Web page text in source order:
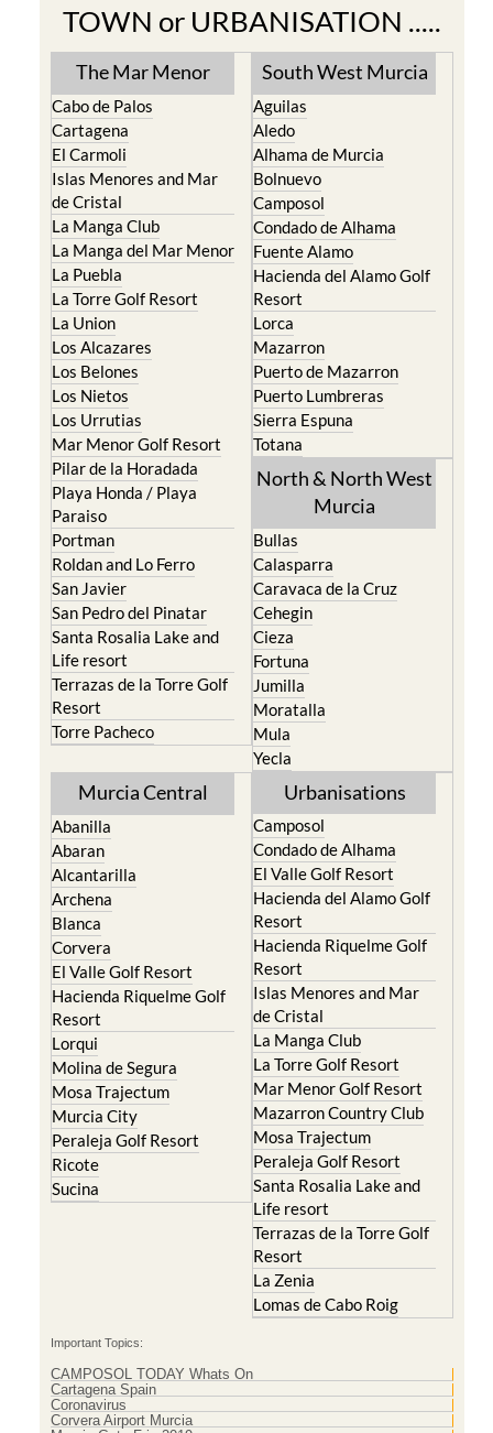
TOWN or URBANISATION .....
The Mar Menor
Cabo de Palos
Cartagena
El Carmoli
Islas Menores and Mar
de Cristal
La Manga Club
La Manga del Mar Menor
La Puebla
La Torre Golf Resort
La Union
Los Alcazares
Los Belones
Los Nietos
Los Urrutias
Mar Menor Golf Resort
Pilar de la Horadada
Playa Honda / Playa
Paraiso
Portman
Roldan and Lo Ferro
San Javier
San Pedro del Pinatar
Santa Rosalia Lake and
Life resort
Terrazas de la Torre Golf
Resort
Torre Pacheco
South West Murcia
Aguilas
Aledo
Alhama de Murcia
Bolnuevo
Camposol
Condado de Alhama
Fuente Alamo
Hacienda del Alamo Golf
Resort
Lorca
Mazarron
Puerto de Mazarron
Puerto Lumbreras
Sierra Espuna
Totana
North & North West
Murcia
Bullas
Calasparra
Caravaca de la Cruz
Cehegin
Cieza
Fortuna
Jumilla
Moratalla
Mula
Yecla
Murcia Central
Abanilla
Abaran
Alcantarilla
Archena
Blanca
Corvera
El Valle Golf Resort
Hacienda Riquelme Golf
Resort
Lorqui
Molina de Segura
Mosa Trajectum
Murcia City
Peraleja Golf Resort
Ricote
Sucina
Urbanisations
Camposol
Condado de Alhama
El Valle Golf Resort
Hacienda del Alamo Golf
Resort
Hacienda Riquelme Golf
Resort
Islas Menores and Mar
de Cristal
La Manga Club
La Torre Golf Resort
Mar Menor Golf Resort
Mazarron Country Club
Mosa Trajectum
Peraleja Golf Resort
Santa Rosalia Lake and
Life resort
Terrazas de la Torre Golf
Resort
La Zenia
Lomas de Cabo Roig
Important Topics:
CAMPOSOL TODAY Whats On
Cartagena Spain
Coronavirus
Corvera Airport Murcia